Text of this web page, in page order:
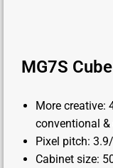
MG7S
More creative:
conventional &
Pixel pitch:
Cabinet size: